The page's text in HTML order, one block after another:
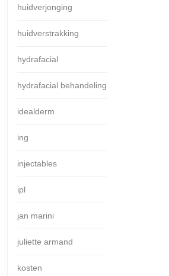
huidverjonging
huidverstrakking
hydrafacial
hydrafacial behandeling
idealderm
ing
injectables
ipl
jan marini
juliette armand
kosten